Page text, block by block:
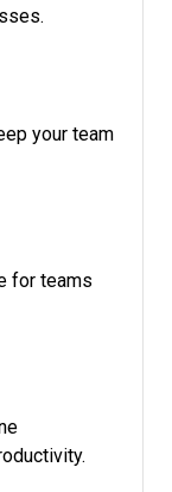
your team
for teams